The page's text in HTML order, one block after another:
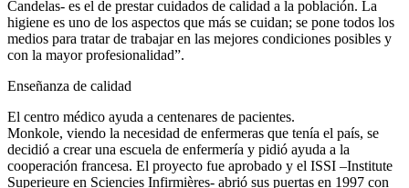
Candelas- es el de prestar cuidados de calidad a la población. La
higiene es uno de los aspectos que más se cuidan; se pone todos los
medios para tratar de trabajar en las mejores condiciones posibles y
con la mayor profesionalidad”.
Enseñanza de calidad
El centro médico ayuda a centenares de pacientes.
Monkole, viendo la necesidad de enfermeras que tenía el país, se
decidió a crear una escuela de enfermería y pidió ayuda a la
cooperación francesa. El proyecto fue aprobado y el ISSI –Institute
Superieure en Sciencies Infirmières- abrió sus puertas en 1997 con